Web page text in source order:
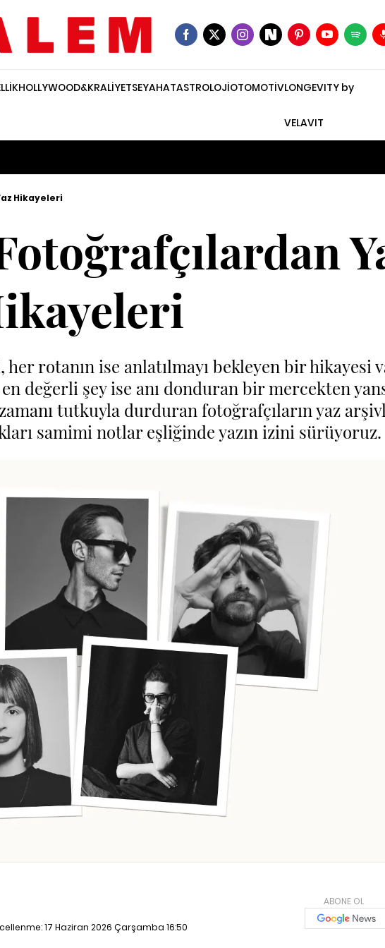
HOLLYWOOD&KRALİYETSEYAHATASTROLOJİOTOMOTİVLONGEVITY by
VELAVIT
Hikayeleri
rotanın ise anlatılmayı bekleyen bir hikayesi
değerli şey ise anı donduran bir mercekten
tutkuyla durduran fotoğrafçıların yaz
samimi notlar eşliğinde yazın izini sürüyoruz.
17 Haziran 2026 Çarşamba 16:50
ABONE OL